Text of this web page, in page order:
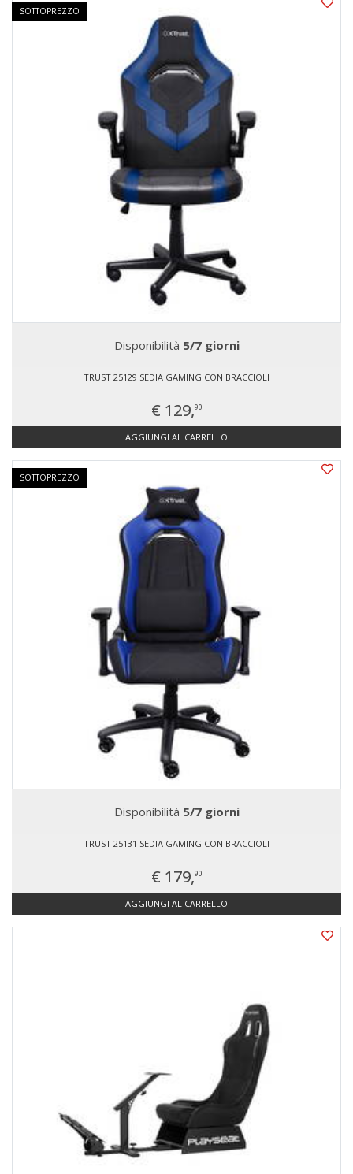
SOTTOPREZZO
Disponibilità 5/7 giorni
TRUST 25129 SEDIA GAMING CON BRACCIOLI
€ 129,90
AGGIUNGI AL CARRELLO
SOTTOPREZZO
Disponibilità 5/7 giorni
TRUST 25131 SEDIA GAMING CON BRACCIOLI
€ 179,90
AGGIUNGI AL CARRELLO